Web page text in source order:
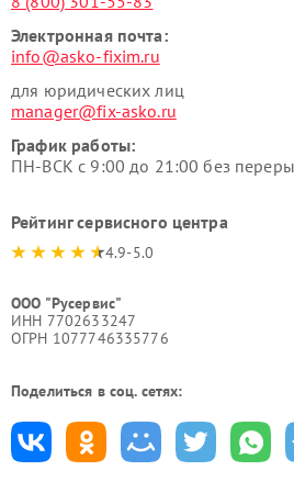
Электронная почта:
info@asko-fixim.ru
для юридических лиц
manager@fix-asko.ru
График работы:
ПН-ВСК с 9:00 до 21:00 без
Рейтинг сервисного центра
4.9-5.0
ООО "Русервис"
ИНН 7702633247
ОГРН 1077746335776
Поделиться в соц. сетях: